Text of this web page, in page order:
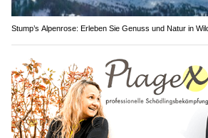
Stump’s Alpenrose: Erleben Sie Genuss und Natur in